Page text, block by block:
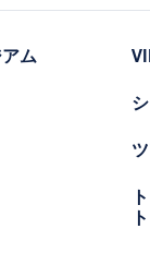
ム
ト